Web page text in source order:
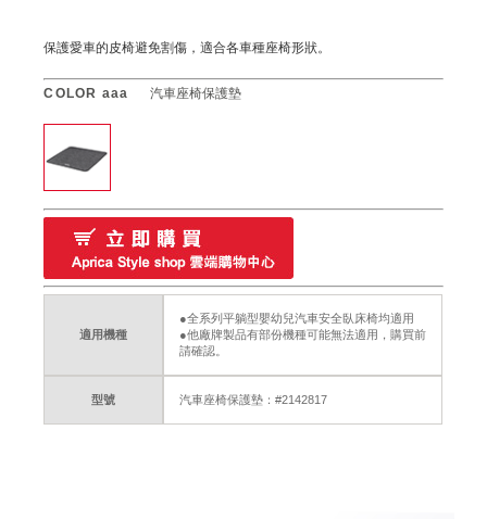
保護愛車的皮椅避免割傷，適合各車種座椅形狀。
COLOR aaa 汽車座椅保護墊
適用機種
●全系列平躺型嬰幼兒汽車安全臥床椅均適用
●他廠牌製品有部份機種可能無法適用，購買前
請確認。
型號 汽車座椅保護墊：#2142817